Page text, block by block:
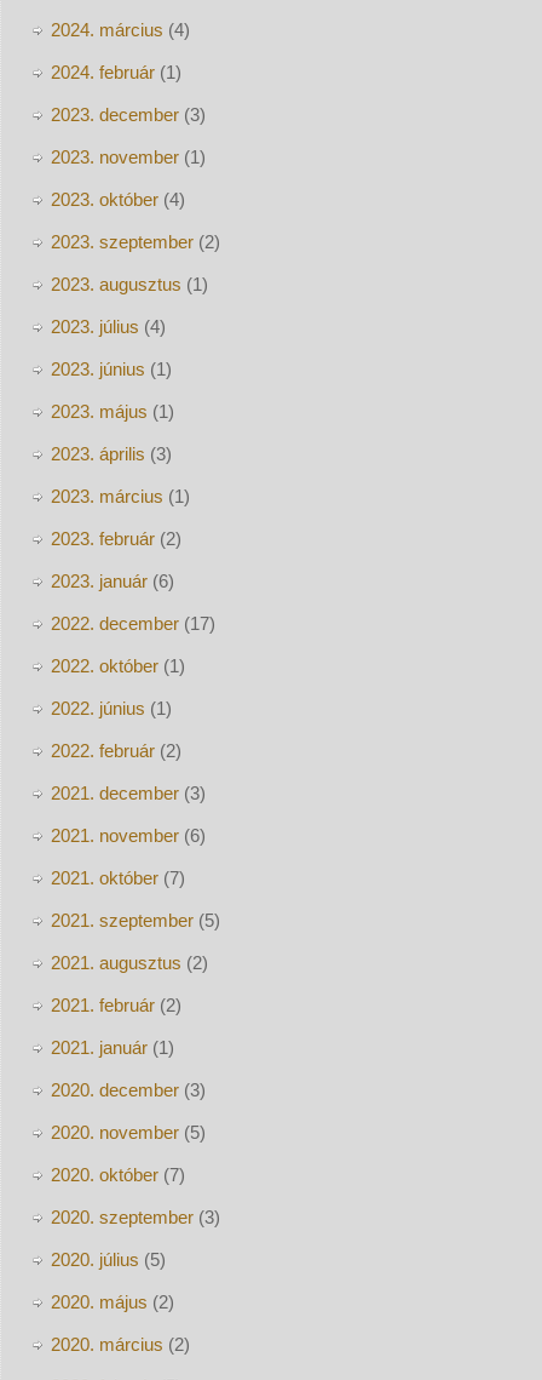
2024. március (4)
2024. február(1)
2023. december(3)
2023. november(1)
2023. október(4)
2023. szeptember(2)
2023. augusztus (1)
2023. július (4)
2023. június (1)
2023. május (1)
2023. április (3)
2023. március (1)
2023. február(2)
2023. január(6)
2022. december(17)
2022. október(1)
2022. június (1)
2022. február(2)
2021. december(3)
2021. november(6)
2021. október(7)
2021. szeptember(5)
2021. augusztus (2)
2021. február(2)
2021. január(1)
2020. december(3)
2020. november(5)
2020. október(7)
2020. szeptember(3)
2020. július (5)
2020. május (2)
2020. március (2)